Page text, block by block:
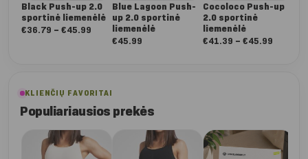
Black Push-up 2.0
sportinė liemenėlė
€36.79 – €45.99
€36.79
Blue Lagoon Push-
up 2.0 sportinė
liemenėlė
€45.99
Cocoloco Push-up
2.0 sportinė
liemenėlė
€41.39 – €45.99
KLIENČIŲ FAVORITAI
Populiariausios prekės